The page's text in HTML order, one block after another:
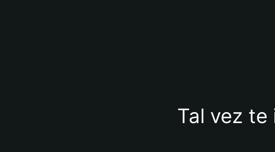
Tal vez